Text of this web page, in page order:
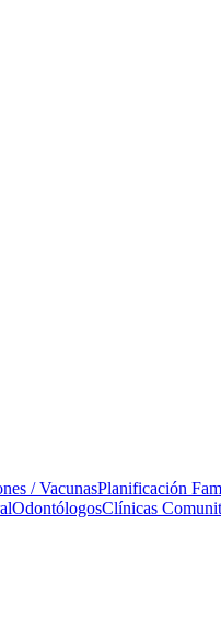
/ VacunasPlanificación
OdontólogosClínicas